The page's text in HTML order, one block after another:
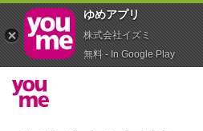
ゆめアプ‪リ‬
株式会社イズミ
無料 - In Google Play